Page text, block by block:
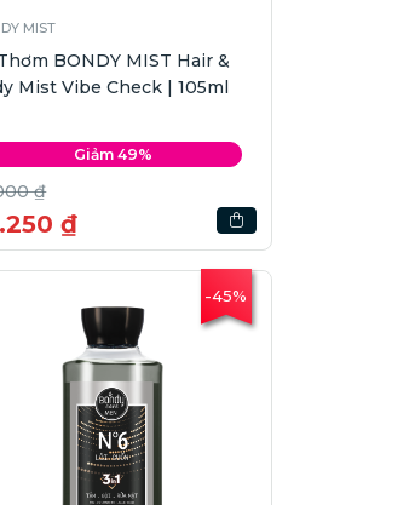
MIST
BONDY MIST Hair &
Mist Vibe Check | 105ml
Giảm 49%
₫
₫
-45%